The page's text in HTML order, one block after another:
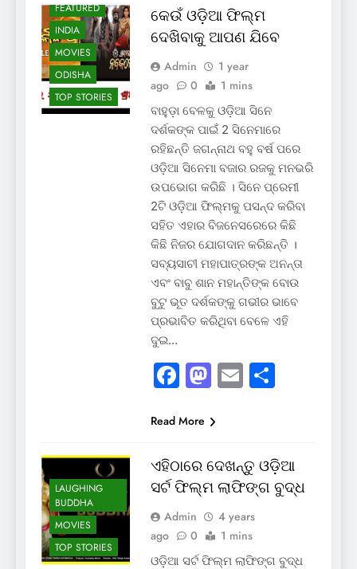
FEATURED
INDIA
MOVIES
ODISHA
TOP STORIES
କେଉଁ ଓଡ଼ିଆ ଫିଲ୍ମ
ଦେଖିବାକୁ ଆପଣ ଯିବେ
Admin
1 year
ago
0 1 mins
ବାହୁଡ଼ା ବେଳକୁ ଓଡ଼ିଆ ସିନେ
ଦର୍ଶକଙ୍କ ପାଇଁ 2 ସିନେମାରେ
ରହିଛନ୍ତି ଜଗନ୍ନାଥ ବହୁ ବର୍ଷ ପରେ
ଓଡ଼ିଆ ସିନେମା ବଜାର ରଜକୁ ମନଭରି
ଉପଭୋଗ କରିଛି । ସିନେ ପ୍ରେମୀ
2ଟି ଓଡ଼ିଆ ଫିଲ୍ମକୁ ପସନ୍ଦ କରିବା
ସହିତ ଏହାର ବିଜନେସରେରେ କିଛି
କିଛି ନିଜର ଯୋଗଦାନ କରିଛନ୍ତି ।
ସବ୍ୟସାଚୀ ମହାପାତ୍ରଙ୍କ ଅନନ୍ତା
ଏବଂ ବାବୁ ଶାନ ମହାନ୍ତିଙ୍କ ବୋଉ
ବୁଟୁ ଭୂତ ଦର୍ଶକଙ୍କୁ ଗଭୀର ଭାବେ
ପ୍ରଭାବିତ କରିଥିବା ବେଳେ ଏହି
ଦୁଇ…
Facebook
Mastodon
EmailShare
Read More
LAUGHING
BUDDHA
MOVIES
TOP STORIES
ଏହିଠାରେ ଦେଖନ୍ତୁ ଓଡ଼ିଆ
ସର୍ଟ ଫିଲ୍ମ ଲାଫିଙ୍ଗ ବୁଦ୍ଧ
Admin
4 years
ago
0 1 mins
ଓଡ଼ିଆ ସର୍ଟ ଫିଲ୍ମ ଲାଫିଙ୍ଗ ବୁଦ୍ଧ